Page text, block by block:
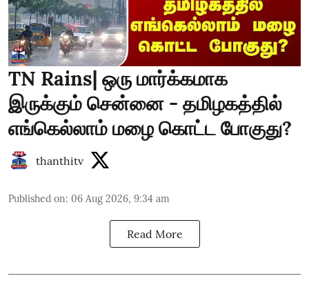
TN Rains| ஒரு மார்க்கமாக
இருக்கும் சென்னை - தமிழகத்தில்
எங்கெல்லாம் மழை கொட்ட போகுது?
thanthitv
Published on: 06 Aug 2026, 9:34 am
Read More